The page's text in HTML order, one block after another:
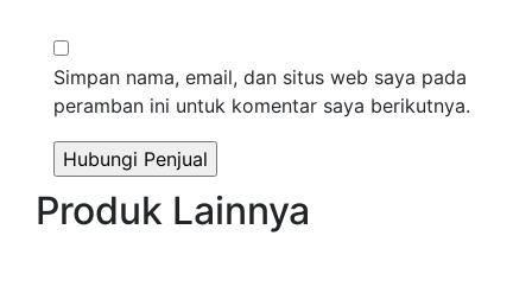
Simpan nama, email, dan situs web saya pada
peramban ini untuk komentar saya berikutnya.
Produk Lainnya